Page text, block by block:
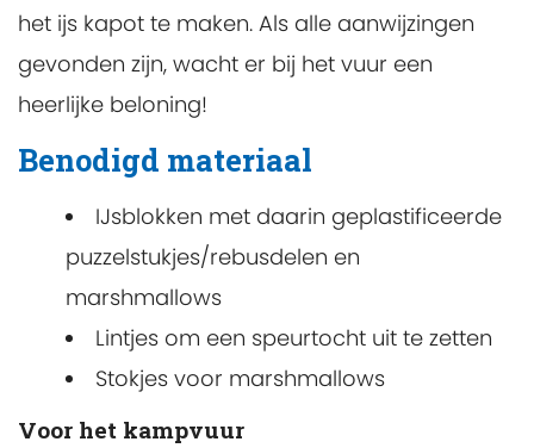
het ijs kapot te maken. Als alle aanwijzingen
gevonden zijn, wacht er bij het vuur een
heerlijke beloning!
Benodigd materiaal
IJsblokken met daarin geplastificeerde
puzzelstukjes/rebusdelen en
marshmallows
Lintjes om een speurtocht uit te zetten
Stokjes voor marshmallows
Voor het kampvuur